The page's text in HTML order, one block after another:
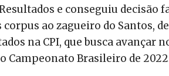
e conseguiu decisão
corpus ao zagueiro do Santos,
na CPI, que busca avançar
Campeonato Brasileiro de